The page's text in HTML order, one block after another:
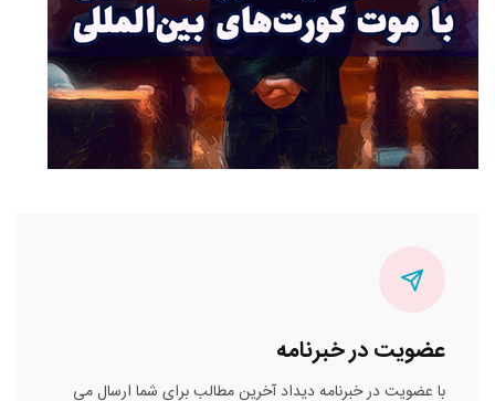
عضویت در خبرنامه
با عضویت در خبرنامه دیداد آخرین مطالب برای شما ارسال می